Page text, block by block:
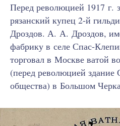
Перед революцией 1917 г.
рязанский купец 2-й
Дроздов. А. А. Дроздов,
фабрику в селе Спас-
торговал в Москве ватой
(перед революцией здание
общества) в Большом